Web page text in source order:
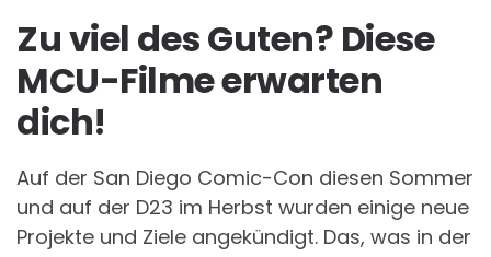
Zu viel des Guten? Diese
MCU-Filme erwarten
dich!
Auf der San Diego Comic-Con diesen Sommer
und auf der D23 im Herbst wurden einige neue
Projekte und Ziele angekündigt. Das, was in der